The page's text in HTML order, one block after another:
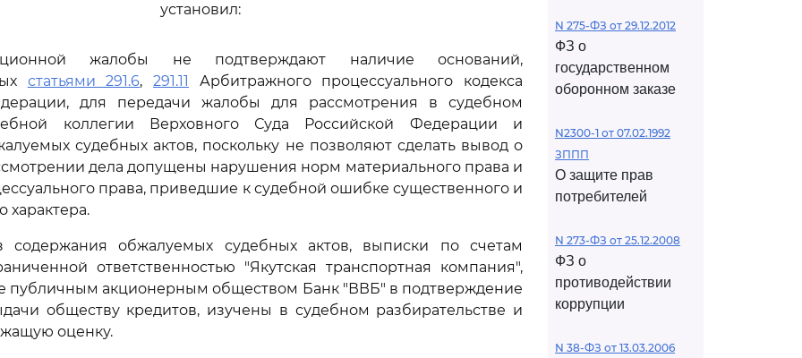
установил:
жалобы не подтверждают наличие оснований,
статьями 291.6,291.11
Арбитражного процессуального кодекса
для передачи жалобы для рассмотрения в судебном
коллегии Верховного Суда Российской Федерации и
судебных актов, поскольку не позволяют сделать вывод о
дела допущены нарушения норм материального права и
права, приведшие к судебной ошибке существенного и
характера.
содержания обжалуемых судебных актов, выписки по счетам
ответственностью "Якутская транспортная компания",
публичным акционерным обществом Банк "ВВБ" в подтверждение
обществу кредитов, изучены в судебном разбирательстве и
оценку.
N 275-ФЗ от 29.12.2012
ФЗ о
государственном
оборонном заказе
N2300-1 от 07.02.1992
ЗППП
О защите прав
потребителей
N 273-ФЗ от 25.12.2008
ФЗ о
противодействии
коррупции
N 38-ФЗ от 13.03.2006